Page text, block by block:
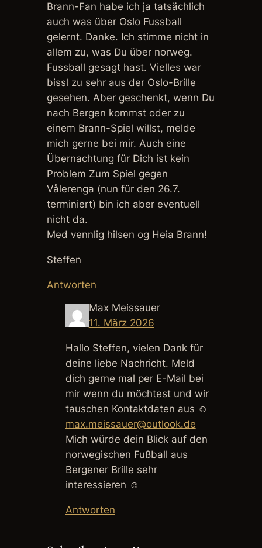
Brann-Fan habe ich ja tatsächlich
auch was über Oslo Fussball
gelernt. Danke. Ich stimme nicht in
allem zu, was Du über norweg.
Fussball gesagt hast. Vielles war
bissl zu sehr aus der Oslo-Brille
gesehen. Aber geschenkt, wenn Du
nach Bergen kommst oder zu
einem Brann-Spiel willst, melde
mich gerne bei mir. Auch eine
Übernachtung für Dich ist kein
Problem Zum Spiel gegen
Vålerenga (nun für den 26.7.
terminiert) bin ich aber eventuell
nicht da.
Med vennlig hilsen og Heia Brann!
Steffen
Antworten
Max Meissauer
11. März 2026
Hallo Steffen, vielen Dank für
deine liebe Nachricht. Meld
dich gerne mal per E-Mail bei
mir wenn du möchtest und wir
tauschen Kontaktdaten aus ☺️
max.meissauer@outlook.de
Mich würde dein Blick auf den
norwegischen Fußball aus
Bergener Brille sehr
interessieren ☺️
Antworten